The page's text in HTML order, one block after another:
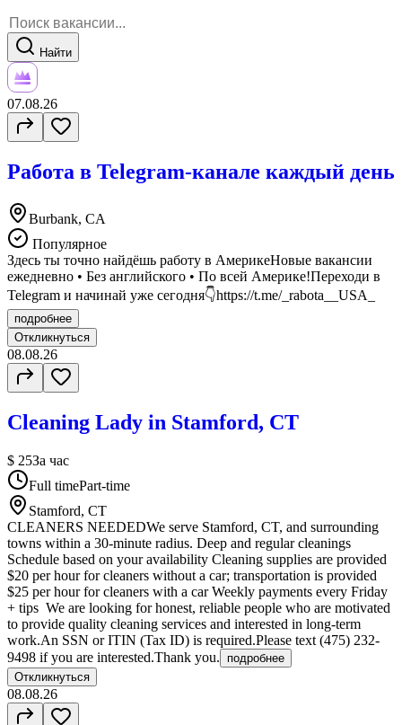
Найти
07.08.26
Работа в Telegram-канале каждый день
Burbank, CA
Популярное
Здесь ты точно найдёшь работу в АмерикеНовые вакансии
ежедневно • Без английского • По всей Америке!Переходи в
Telegram и начинай уже сегодня👇https://t.me/_rabota__USA_
подробнее
Откликнуться
08.08.26
Cleaning Lady in Stamford, CT
$ 25За час
Full timePart-time
Stamford, CT
CLEANERS NEEDEDWe serve Stamford, CT, and surrounding
towns within a 30-minute radius. Deep and regular cleanings
Schedule based on your availability Cleaning supplies are provided
$20 per hour for cleaners without a car; transportation is provided
$25 per hour for cleaners with a car Weekly payments every Friday
+ tips We are looking for honest, reliable people who are motivated
to provide quality cleaning services and interested in long-term
work.An SSN or ITIN (Tax ID) is required.Please text (475) 232-
9498 if you are interested.Thank you.
подробнее
Откликнуться
08.08.26